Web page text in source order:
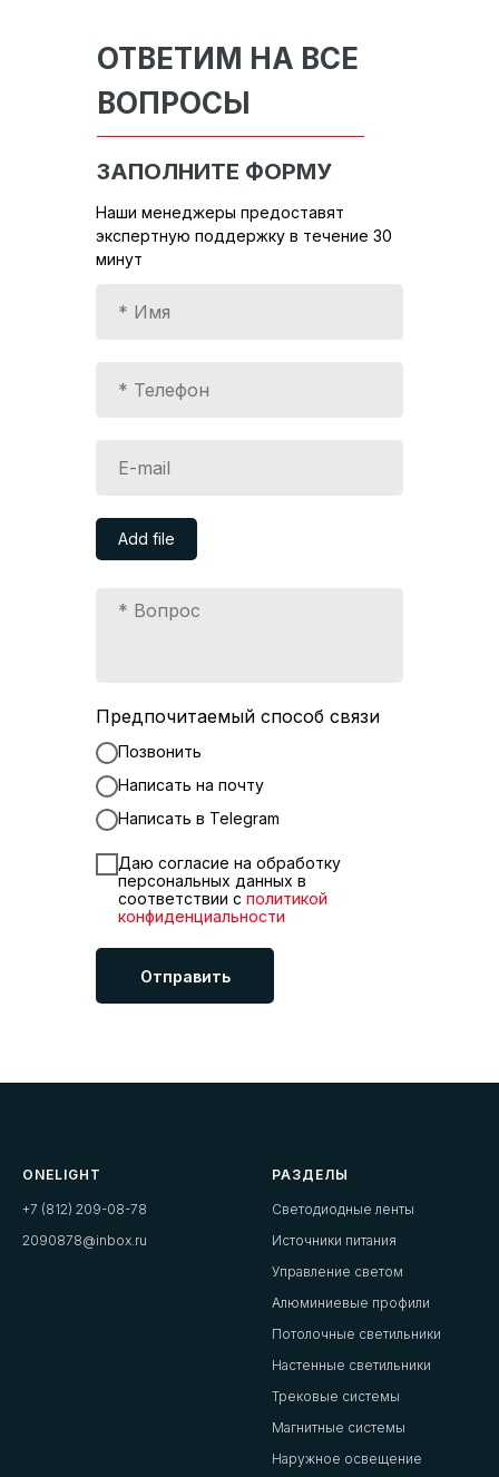
Add file
Предпочитаемый способ связи
Позвонить
Написать на почту
Написать в Telegram
Даю согласие на обработку
персональных данных в
соответствии с политикой
конфиденциальности
Отправить
ОТВЕТИМ НА ВСЕ
ВОПРОСЫ
Наши менеджеры предоставят
экспертную поддержку в течение 30
минут
ЗАПОЛНИТЕ ФОРМУ
ONELIGHT
+7 (812) 209-08-78
2090878@inbox.ru
РАЗДЕЛЫ
Светодиодные ленты
Источники питания
Управление светом
Алюминиевые профили
Потолочные светильники
Настенные светильники
Трековые системы
Магнитные системы
Наружное освещение